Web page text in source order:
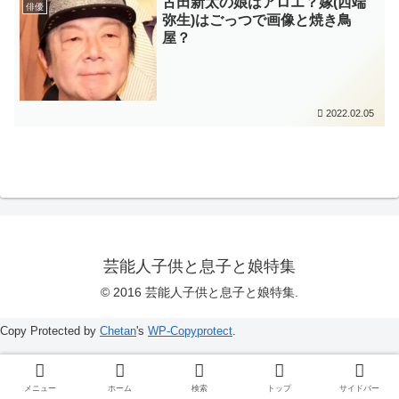
俳優
弥生)はごっつで画像と焼き鳥
屋？
2022.02.05
芸能人子供と息子と娘特集
© 2016 芸能人子供と息子と娘特集.
メニュー ホーム 検索 トップ サイドバー
Copy Protected by Chetan's WP-Copyprotect